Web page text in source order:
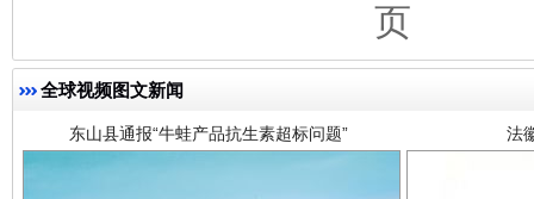
页
全球视频图文新闻
东山县通报“牛蛙产品抗生素超标问题”